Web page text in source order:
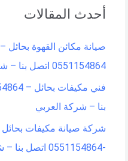
c
f
o
r
:
أحدث المقالات
صيانة مكائن القهوة بحائل –
0551154864 اتصل بنا – شركة العربي
بنا – شركة العربي
شركة صيانة مكيفات بحائل
-0551154864 اتصل بنا – شركة العربي